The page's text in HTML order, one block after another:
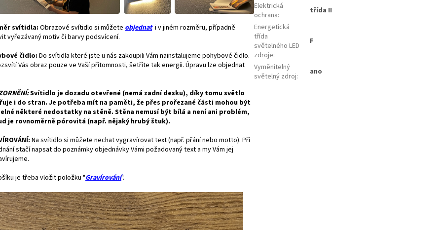
svítidla: Obrazové svítidlo si můžete objednat i v jiném rozměru, případně
vyřezávaný motiv či barvy podsvícení.
čidlo:Do svítidla které jste u nás zakoupili Vám nainstalujeme pohybové čidlo.
Vás obraz pouze ve Vaší přítomnosti, šetříte tak energii. Úpravu lze objednat
Svítidlo je dozadu otevřené (nemá zadní desku), díky tomu světlo
i do stran. Je potřeba mít na paměti, že přes prořezané části mohou být
některé nedostatky na stěně. Stěna nemusí být bílá a není ani problém,
je rovnoměrně pórovitá (např. nějaký hrubý štuk).
Na svítidlo si můžete nechat vygravírovat text (např. přání nebo motto). Při
stačí napsat do poznámky objednávky Vámi požadovaný text a my Vám jej
je třeba vložit položku "Gravírování".
Elektrická
ochrana:
třída II
Energetická
třída
světelného LED
zdroje:
F
Vyměnitelný
světelný zdroj: ano